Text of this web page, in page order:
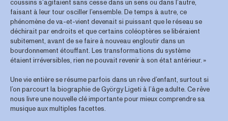
coussins s’agitaient sans cesse dans un sens ou dans l’autre,
faisant à leur tour osciller l’ensemble. De temps à autre, ce
phénomène de va-et-vient devenait si puissant que le réseau se
déchirait par endroits et que certains coléoptères se libéraient
subitement, avant de se faire à nouveau engloutir dans un
bourdonnement étouffant. Les transformations du système
étaient irréversibles, rien ne pouvait revenir à son état antérieur. »
Une vie entière se résume parfois dans un rêve d’enfant, surtout si
l’on parcourt la biographie de György Ligeti à l’âge adulte. Ce rêve
nous livre une nouvelle clé importante pour mieux comprendre sa
musique aux multiples facettes.